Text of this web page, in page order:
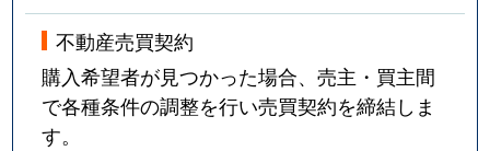
不動産売買契約
購入希望者が見つかった場合、売主・買主間
で各種条件の調整を行い売買契約を締結しま
す。